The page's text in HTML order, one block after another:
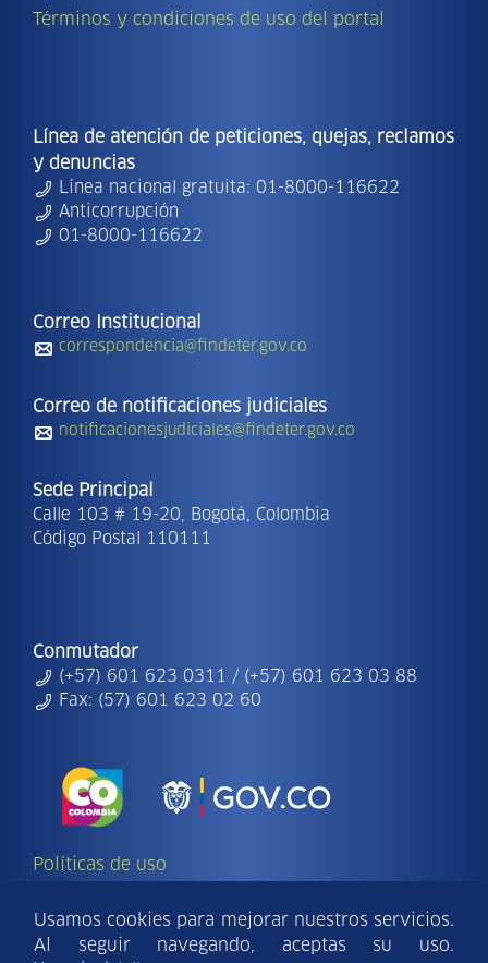
Términos y condiciones de uso del portal
Línea de atención de peticiones, quejas, reclamos
y denuncias
Línea nacional gratuita: 01-8000-116622
Anticorrupción
01-8000-116622
Correo Institucional
correspondencia@findeter.gov.co
Correo de notificaciones judiciales
notificacionesjudiciales@findeter.gov.co
Sede Principal
Calle 103 # 19-20, Bogotá, Colombia
Código Postal 110111
Conmutador
(+57) 601 623 0311 / (+57) 601 623 03 88
Fax: (57) 601 623 02 60
Políticas de uso
reservados Findeter.
Usamos cookies para mejorar nuestros servicios.
Al seguir navegando, aceptas su uso.